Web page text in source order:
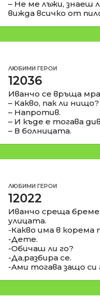
– Не ме лъжи, знаеш
вижда всичко от
ЛЮБИМИ ГЕРОИ
12036
Иванчо се връща
– Какво, пак ли нищо?
– Напротив.
– И къде е тогава
– В болницата.
ЛЮБИМИ ГЕРОИ
12022
Иванчо среща
улицата.
-Какво има в
-Дете.
-Обичаш ли го?
-Да,разбира се.
-Ами тогава защо си